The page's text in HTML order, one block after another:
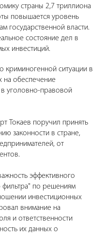
страны 2,7 триллиона
повышается уровень
государственной власти.
состояние дел в
инвестиций.
криминогенной ситуации в
на обеспечение
уголовно-правовой
Токаев поручил принять
законности в стране,
от
эффективного
фильтра" по решениям
инвестиционных
внимание на
и ответственности
их данных о